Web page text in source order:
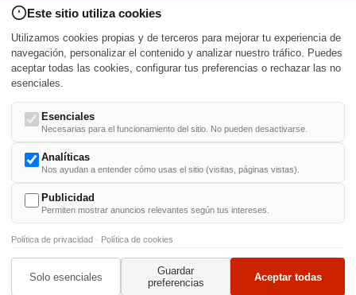
Dustin Hoffman (89)
Martin Brest (75)
Adam Roarke (89)
Jimmy Jean-Louis (58)
Ken Baumann (37)
Nacimientos y estrenos en la fecha
DD/MM /
-U- V- W- X - -
© 1999-2014. Todos los derechos reservados.Condiciones de uso
Este sitio utiliza cookies
Utilizamos cookies propias y de terceros para mejorar tu experiencia de
navegación, personalizar el contenido y analizar nuestro tráfico. Puedes
aceptar todas las cookies, configurar tus preferencias o rechazar las no
esenciales.
Esenciales
Necesarias para el funcionamiento del sitio. No pueden desactivarse.
Analíticas
Nos ayudan a entender cómo usas el sitio (visitas, páginas vistas).
Publicidad
Permiten mostrar anuncios relevantes según tus intereses.
Política de privacidad · Política de cookies
Solo esenciales
Guardar
preferencias
Aceptar todas